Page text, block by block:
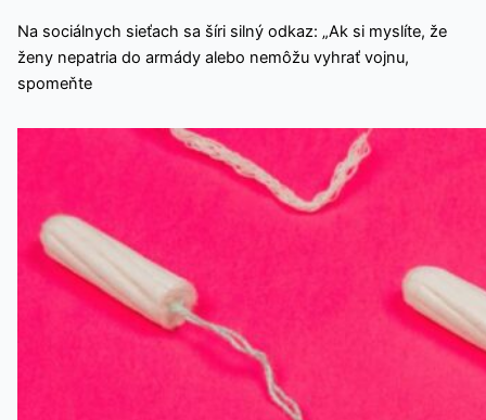
Na sociálnych sieťach sa šíri silný odkaz: „Ak si myslíte, že
ženy nepatria do armády alebo nemôžu vyhrať vojnu,
spomeňte